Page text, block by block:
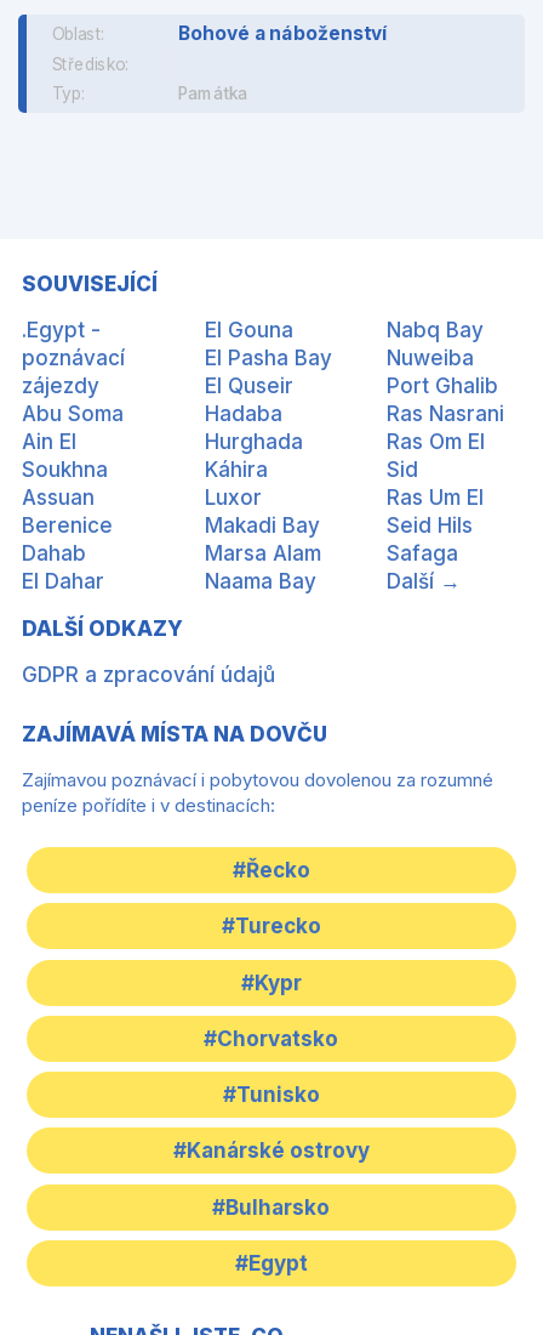
Oblast: Bohové a náboženství
Středisko:
Typ:
Památka
SOUVISEJÍCÍ
.Egypt -
poznávací
zájezdy
Abu Soma
Ain El
Soukhna
Assuan
Berenice
Dahab
El Dahar
El Gouna
El Pasha Bay
El Quseir
Hadaba
Hurghada
Káhira
Luxor
Makadi Bay
Marsa Alam
Naama Bay
Nabq Bay
Nuweiba
Port Ghalib
Ras Nasrani
Ras Om El
Sid
Ras Um El
Seid Hils
Safaga
Další →
DALŠÍ ODKAZY
GDPR a zpracování údajů
ZAJÍMAVÁ MÍSTA NA DOVČU
Zajímavou poznávací i pobytovou dovolenou za rozumné
peníze pořídíte i v destinacích:
#Řecko
#Turecko
#Kypr
#Chorvatsko
#Tunisko
#Kanárské ostrovy
#Bulharsko
#Egypt